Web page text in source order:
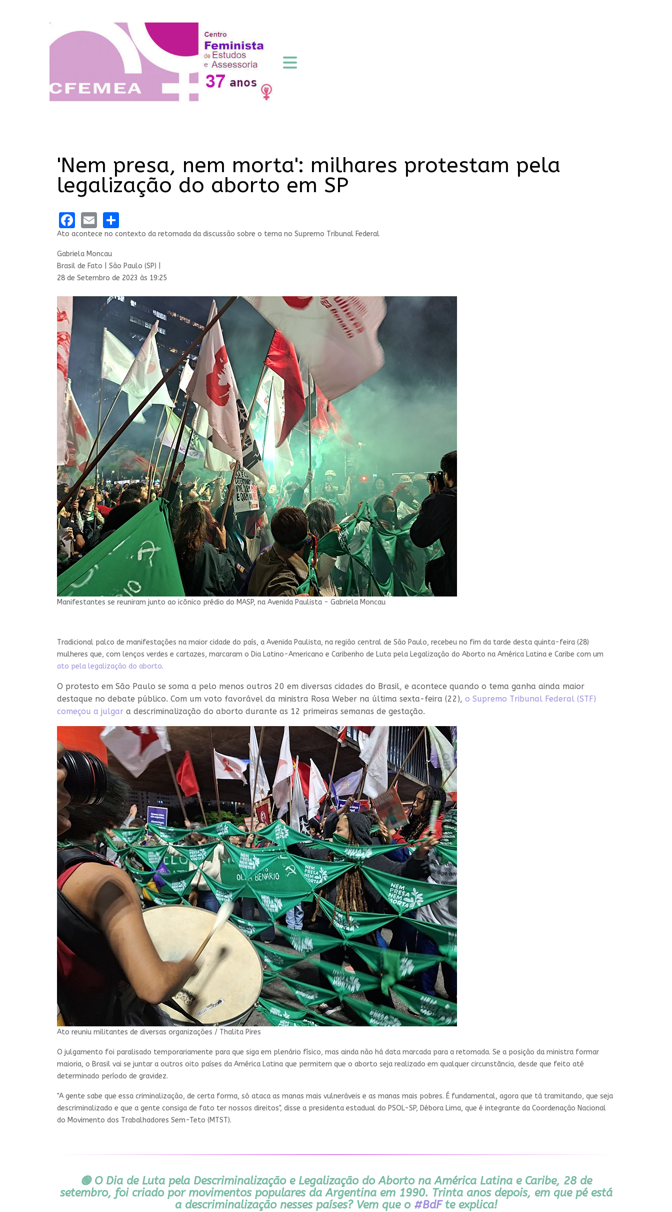
'Nem presa, nem morta': milhares protestam pela
legalização do aborto em SP
Facebook
Email
Ato acontece no contexto da retomada da discussão sobre o tema no Supremo Tribunal Federal
Gabriela Moncau
Brasil de Fato | São Paulo (SP) |
28 de Setembro de 2023 às 19:25
Manifestantes se reuniram junto ao icônico prédio do MASP, na Avenida Paulista - Gabriela Moncau
Tradicional palco de manifestações na maior cidade do país, a Avenida Paulista, na região central de São Paulo, recebeu no fim da tarde desta quinta-feira (28)
mulheres que, com lenços verdes e cartazes, marcaram o Dia Latino-Americano e Caribenho de Luta pela Legalização do Aborto na América Latina e Caribe com um
ato pela legalização do aborto.
O protesto em São Paulo se soma a pelo menos outros 20 em diversas cidades do Brasil, e acontece quando o tema ganha ainda maior
destaque no debate público. Com um voto favorável da ministra Rosa Weber na última sexta-feira (22), o Supremo Tribunal Federal (STF)
começou a julgar a descriminalização do aborto durante as 12 primeiras semanas de gestação.
Ato reuniu militantes de diversas organizações / Thalita Pires
O julgamento foi paralisado temporariamente para que siga em plenário físico, mas ainda não há data marcada para a retomada. Se a posição da ministra formar
maioria, o Brasil vai se juntar a outros oito países da América Latina que permitem que o aborto seja realizado em qualquer circunstância, desde que feito até
determinado período de gravidez.
"A gente sabe que essa criminalização, de certa forma, só ataca as manas mais vulneráveis e as manas mais pobres. É fundamental, agora que tá tramitando, que seja
descriminalizado e que a gente consiga de fato ter nossos direitos", disse a presidenta estadual do PSOL-SP, Débora Lima, que é integrante da Coordenação Nacional
do Movimento dos Trabalhadores Sem-Teto (MTST).
🟢 O Dia de Luta pela Descriminalização e Legalização do Aborto na América Latina e Caribe, 28 de
setembro, foi criado por movimentos populares da Argentina em 1990. Trinta anos depois, em que pé está
a descriminalização nesses países? Vem que o #BdFte explica!